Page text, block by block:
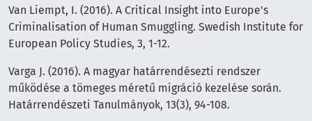
Van Liempt, I. (2016). A Critical Insight into Europe's
Criminalisation of Human Smuggling. Swedish Institute for
European Policy Studies, 3, 1-12.
Varga J. (2016). A magyar határrendésezti rendszer
működése a tömeges méretű migráció kezelése során.
Határrendészeti Tanulmányok, 13(3), 94-108.